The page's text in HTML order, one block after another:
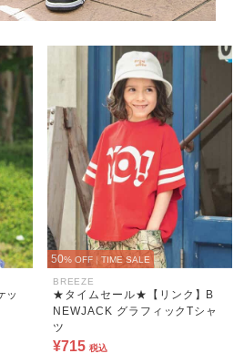
ッ
50% OFF | TIME SALE
BREEZE
★タイムセール★【リンク】B
NEWJACK グラフィックTシャ
ツ
¥715 税込